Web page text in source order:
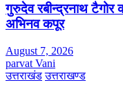
गुरुदेव रबीन्द्रनाथ टैगोर
अभिनव कपूर
August 7, 2026
parvat Vani
उत्तराखंड उत्तराखण्ड